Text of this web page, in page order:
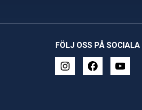
FÖLJ OSS PÅ SOCIALA